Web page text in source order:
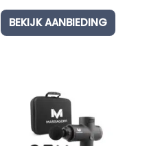
4.00
out of 5
BEKIJK AANBIEDING